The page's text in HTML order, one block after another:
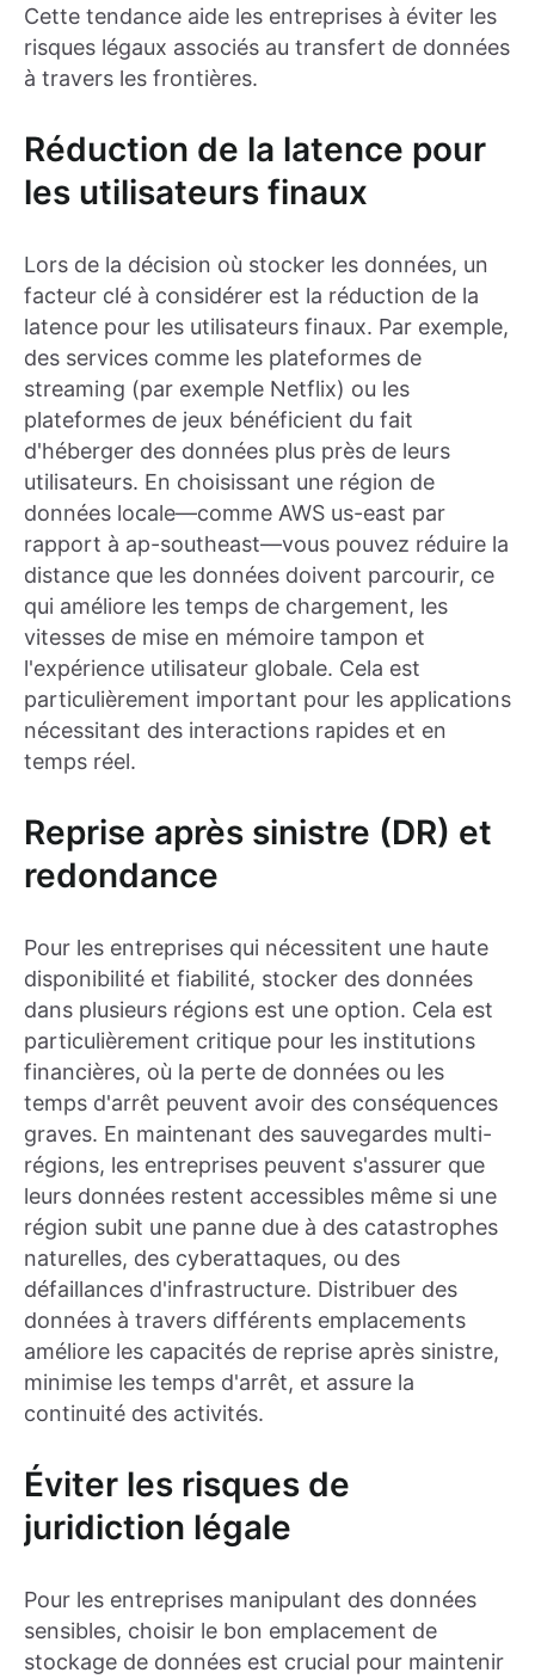
Cette tendance aide les entreprises à éviter les
risques légaux associés au transfert de données
à travers les frontières.
Réduction de la latence pour
les utilisateurs finaux
Lors de la décision où stocker les données, un
facteur clé à considérer est la réduction de la
latence pour les utilisateurs finaux. Par exemple,
des services comme les plateformes de
streaming (par exemple Netflix) ou les
plateformes de jeux bénéficient du fait
d'héberger des données plus près de leurs
utilisateurs. En choisissant une région de
données locale—comme AWS us-east par
rapport à ap-southeast—vous pouvez réduire la
distance que les données doivent parcourir, ce
qui améliore les temps de chargement, les
vitesses de mise en mémoire tampon et
l'expérience utilisateur globale. Cela est
particulièrement important pour les applications
nécessitant des interactions rapides et en
temps réel.
Reprise après sinistre (DR) et
redondance
Pour les entreprises qui nécessitent une haute
disponibilité et fiabilité, stocker des données
dans plusieurs régions est une option. Cela est
particulièrement critique pour les institutions
financières, où la perte de données ou les
temps d'arrêt peuvent avoir des conséquences
graves. En maintenant des sauvegardes multi-
régions, les entreprises peuvent s'assurer que
leurs données restent accessibles même si une
région subit une panne due à des catastrophes
naturelles, des cyberattaques, ou des
défaillances d'infrastructure. Distribuer des
données à travers différents emplacements
améliore les capacités de reprise après sinistre,
minimise les temps d'arrêt, et assure la
continuité des activités.
Éviter les risques de
juridiction légale
Pour les entreprises manipulant des données
sensibles, choisir le bon emplacement de
stockage de données est crucial pour maintenir